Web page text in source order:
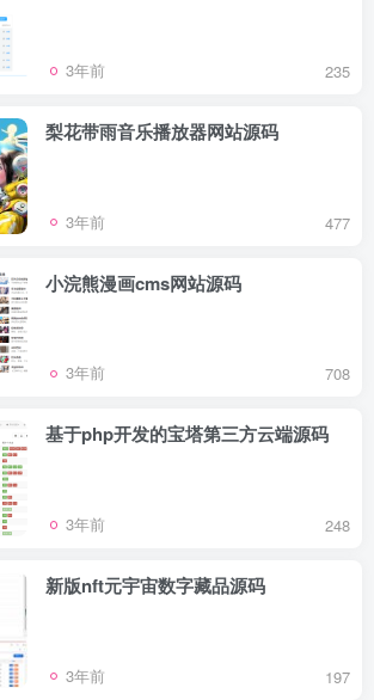
3年前 235
梨花带雨音乐播放器网站源码
3年前 477
小浣熊漫画cms网站源码
3年前 708
基于php开发的宝塔第三方云端源码
3年前 248
新版nft元宇宙数字藏品源码
3年前 197